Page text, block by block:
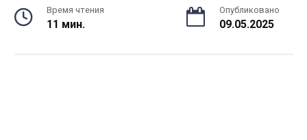
Время чтения
11 мин.
Опубликовано
09.05.2025